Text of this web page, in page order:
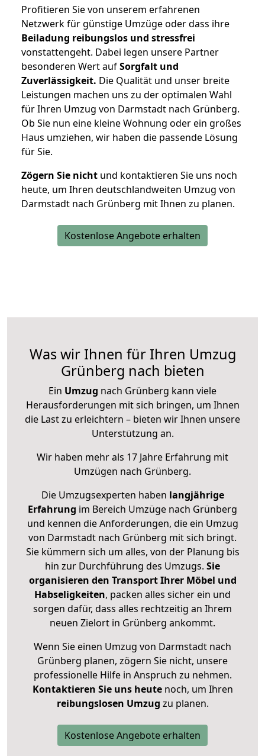
Profitieren Sie von unserem erfahrenen
Netzwerk für günstige Umzüge oder dass ihre
Beiladung reibungslos und stressfrei
vonstattengeht. Dabei legen unsere Partner
besonderen Wert aufSorgfalt und
Zuverlässigkeit. Die Qualität und unser breite
Leistungen machen uns zu der optimalen Wahl
für Ihren Umzug von Darmstadt nach Grünberg.
Ob Sie nun eine kleine Wohnung oder ein großes
Haus umziehen, wir haben die passende Lösung
für Sie.
Zögern Sie nicht und kontaktieren Sie uns noch
heute, um Ihren deutschlandweiten Umzug von
Darmstadt nach Grünberg mit Ihnen zu planen.
Kostenlose Angebote erhalten
Was wir Ihnen für Ihren Umzug
Grünberg nach bieten
Ein Umzug nach Grünberg kann viele
Herausforderungen mit sich bringen, um Ihnen
die Last zu erleichtern – bieten wir Ihnen unsere
Unterstützung an.
Wir haben mehr als 17 Jahre Erfahrung mit
Umzügen nach Grünberg.
Die Umzugsexperten haben langjährige
Erfahrung im Bereich Umzüge nach Grünberg
und kennen die Anforderungen, die ein Umzug
von Darmstadt nach Grünberg mit sich bringt.
Sie kümmern sich um alles, von der Planung bis
hin zur Durchführung des Umzugs. Sie
organisieren den Transport Ihrer Möbel und
Habseligkeiten, packen alles sicher ein und
sorgen dafür, dass alles rechtzeitig an Ihrem
neuen Zielort in Grünberg ankommt.
Wenn Sie einen Umzug von Darmstadt nach
Grünberg planen, zögern Sie nicht, unsere
professionelle Hilfe in Anspruch zu nehmen.
Kontaktieren Sie uns heutenoch, um Ihren
reibungslosen Umzug zu planen.
Kostenlose Angebote erhalten